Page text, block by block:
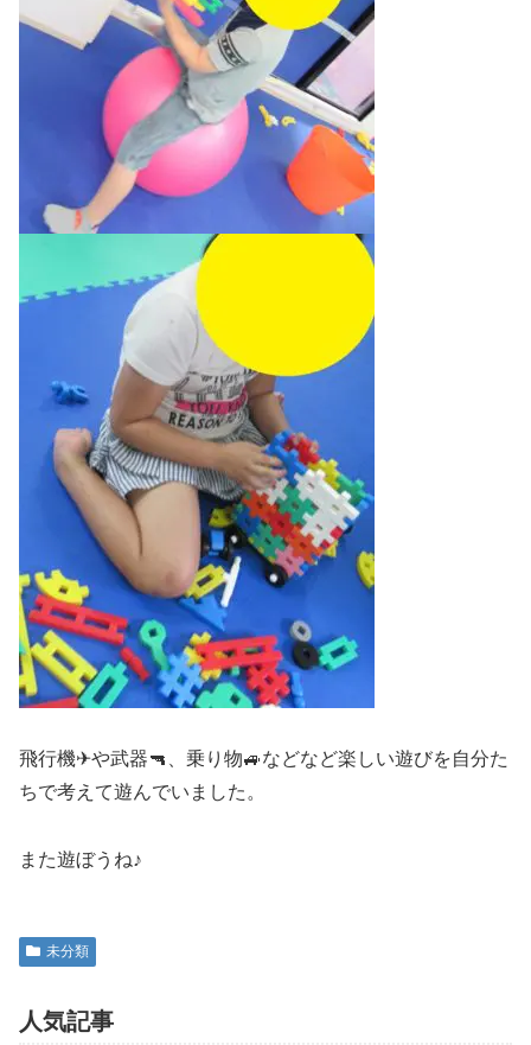
飛行機✈や武器🔫、乗り物🚙などなど楽しい遊びを自分た
ちで考えて遊んでいました。
また遊ぼうね♪
未分類
人気記事